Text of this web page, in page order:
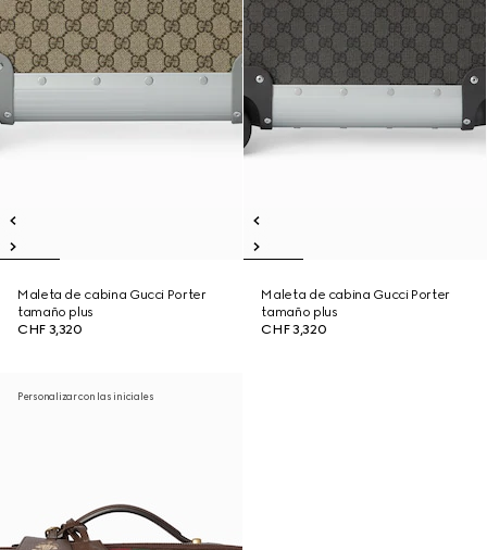
Maleta de cabina Gucci Porter
tamaño plus
CHF 3,320
Maleta de cabina Gucci Porter
tamaño plus
CHF 3,320
Personalizar con las iniciales